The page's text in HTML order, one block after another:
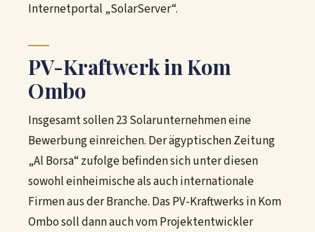
Internetportal „SolarServer“.
PV-Kraftwerk in Kom
Ombo
Insgesamt sollen 23 Solarunternehmen eine
Bewerbung einreichen. Der ägyptischen Zeitung
„Al Borsa“ zufolge befinden sich unter diesen
sowohl einheimische als auch internationale
Firmen aus der Branche. Das PV-Kraftwerks in Kom
Ombo soll dann auch vom Projektentwickler